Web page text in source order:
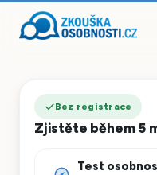
Bez registrace
Zjistěte během 5
Test